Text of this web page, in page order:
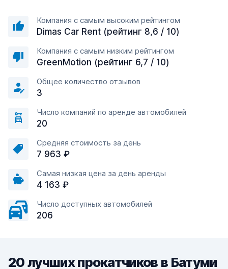
Компания с самым высоким рейтингом
Dimas Car Rent (рейтинг 8,6 / 10)
Компания с самым низким рейтингом
GreenMotion (рейтинг 6,7 / 10)
Общее количество отзывов
3
Число компаний по аренде автомобилей
20
Средняя стоимость за день
7 963 ₽
Самая низкая цена за день аренды
4 163 ₽
Число доступных автомобилей
206
20 лучших прокатчиков в Батуми